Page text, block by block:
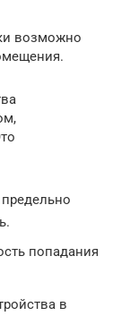
возможно
попадания
в